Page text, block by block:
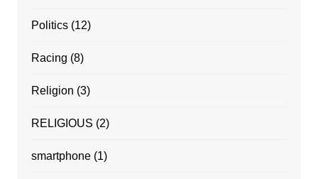
Politics(12)
Racing (8)
Religion (3)
RELIGIOUS (2)
smartphone(1)